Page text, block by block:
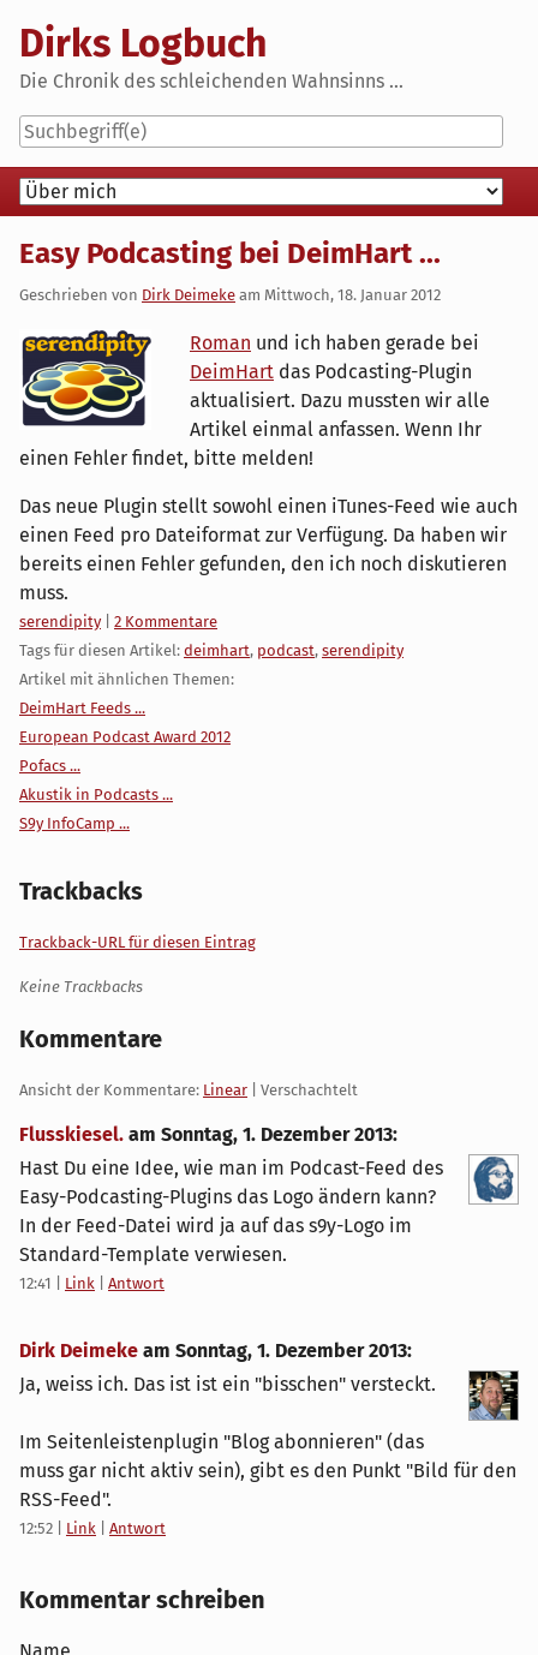
content
Dirks Logbuch
Die Chronik des schleichenden Wahnsinns ...
Navigation
Easy Podcasting bei DeimHart ...
Geschrieben von Dirk Deimeke am Mittwoch, 18. Januar 2012
Roman und ich haben gerade bei
DeimHart das Podcasting-Plugin
aktualisiert. Dazu mussten wir alle
Artikel einmal anfassen. Wenn Ihr
einen Fehler findet, bitte melden!
Das neue Plugin stellt sowohl einen iTunes-Feed wie auch
einen Feed pro Dateiformat zur Verfügung. Da haben wir
bereits einen Fehler gefunden, den ich noch diskutieren
muss.
Kategorien:
serendipity| 2 Kommentare
Tags für diesen Artikel: deimhart, podcast, serendipity
Artikel mit ähnlichen Themen:
DeimHart Feeds ...
European Podcast Award 2012
Pofacs ...
Akustik in Podcasts ...
S9y InfoCamp ...
Trackbacks
Trackback-URL für diesen Eintrag
Keine Trackbacks
Kommentare
Ansicht der Kommentare: Linear | Verschachtelt
Flusskiesel. am Sonntag, 1. Dezember 2013:
Hast Du eine Idee, wie man im Podcast-Feed des
Easy-Podcasting-Plugins das Logo ändern kann?
In der Feed-Datei wird ja auf das s9y-Logo im
Standard-Template verwiesen.
12:41 Link Antwort
Dirk Deimeke am Sonntag, 1. Dezember 2013:
Ja, weiss ich. Das ist ist ein "bisschen" versteckt.
Im Seitenleistenplugin "Blog abonnieren" (das
muss gar nicht aktiv sein), gibt es den Punkt "Bild für den
RSS-Feed".
12:52 Link Antwort
Kommentar schreiben